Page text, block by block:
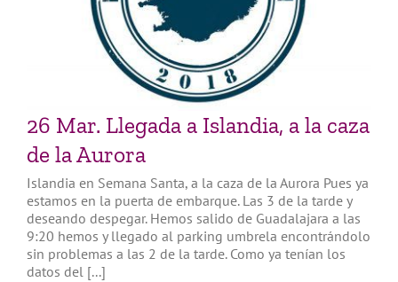
26 Mar. Llegada a Islandia, a la caza
de la Aurora
Islandia en Semana Santa, a la caza de la Aurora Pues ya
estamos en la puerta de embarque. Las 3 de la tarde y
deseando despegar. Hemos salido de Guadalajara a las
9:20 hemos y llegado al parking umbrela encontrándolo
sin problemas a las 2 de la tarde. Como ya tenían los
datos del [...]